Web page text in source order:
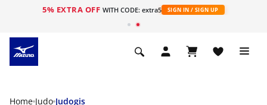
5% EXTRA OFF WITH CODE: extra5 SIGN IN / SIGN UP
Home Judo Judogis